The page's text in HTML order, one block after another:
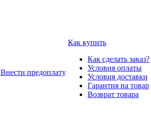
Внести предоплату
Как купить
Как сделать заказ?
Условия оплаты
Условия доставки
Гарантия на товар
Возврат товара